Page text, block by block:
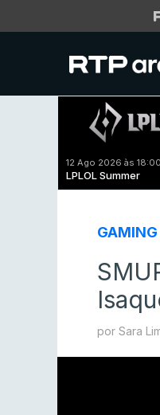
12 Ago 2026 às 18:00
LPLOL Summer
GAMING
por Sara